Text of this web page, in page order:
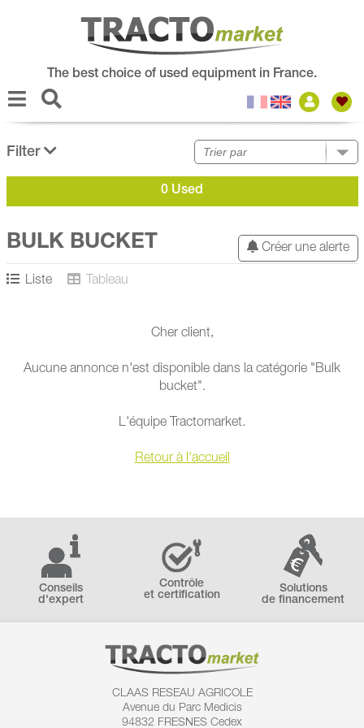
The best choice of used equipment in France.
Filter
0 Used
Créer une alerte
BULK BUCKET
Liste Tableau
Cher client,
Aucune annonce n'est disponible dans la catégorie "Bulk
bucket".
L'équipe Tractomarket.
Retour à l'accueil
Conseils
d'expert
Contrôle
et certification
Solutions
de financement
CLAAS RESEAU AGRICOLE
Avenue du Parc Medicis
94832 FRESNES Cedex